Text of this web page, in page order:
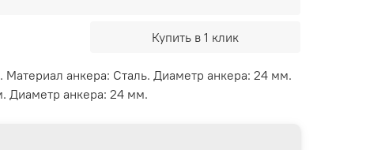
Купить в 1 клик
Материал анкера: Сталь. Диаметр анкера: 24 мм.
Диаметр анкера: 24 мм.